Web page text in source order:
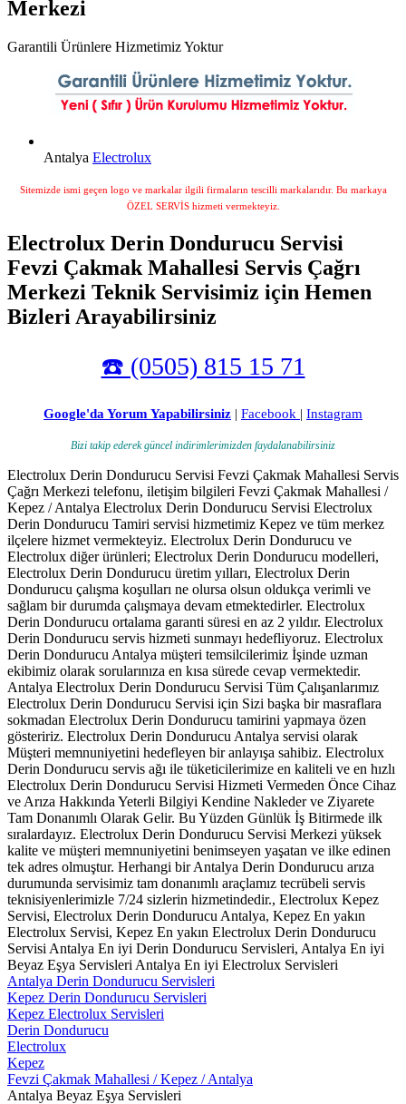
Merkezi
Garantili Ürünlere Hizmetimiz Yoktur
Antalya Electrolux
Sitemizde ismi geçen logo ve markalar ilgili firmaların tescilli markalarıdır. Bu markaya
ÖZEL SERVİS hizmeti vermekteyiz.
Electrolux Derin Dondurucu Servisi
Fevzi Çakmak Mahallesi Servis Çağrı
Merkezi Teknik Servisimiz için Hemen
Bizleri Arayabilirsiniz
☎️ (0505) 815 15 71
Google'da Yorum Yapabilirsiniz | Facebook | Instagram
Bizi takip ederek güncel indirimlerimizden faydalanabilirsiniz
Electrolux Derin Dondurucu Servisi Fevzi Çakmak Mahallesi Servis
Çağrı Merkezi telefonu, iletişim bilgileri Fevzi Çakmak Mahallesi /
Kepez / Antalya Electrolux Derin Dondurucu Servisi Electrolux
Derin Dondurucu Tamiri servisi hizmetimiz Kepez ve tüm merkez
ilçelere hizmet vermekteyiz. Electrolux Derin Dondurucu ve
Electrolux diğer ürünleri; Electrolux Derin Dondurucu modelleri,
Electrolux Derin Dondurucu üretim yılları, Electrolux Derin
Dondurucu çalışma koşulları ne olursa olsun oldukça verimli ve
sağlam bir durumda çalışmaya devam etmektedirler. Electrolux
Derin Dondurucu ortalama garanti süresi en az 2 yıldır. Electrolux
Derin Dondurucu servis hizmeti sunmayı hedefliyoruz. Electrolux
Derin Dondurucu Antalya müşteri temsilcilerimiz İşinde uzman
ekibimiz olarak sorularınıza en kısa sürede cevap vermektedir.
Antalya Electrolux Derin Dondurucu Servisi Tüm Çalışanlarımız
Electrolux Derin Dondurucu Servisi için Sizi başka bir masraflara
sokmadan Electrolux Derin Dondurucu tamirini yapmaya özen
gösteririz. Electrolux Derin Dondurucu Antalya servisi olarak
Müşteri memnuniyetini hedefleyen bir anlayışa sahibiz. Electrolux
Derin Dondurucu servis ağı ile tüketicilerimize en kaliteli ve en hızlı
Electrolux Derin Dondurucu Servisi Hizmeti Vermeden Önce Cihaz
ve Arıza Hakkında Yeterli Bilgiyi Kendine Nakleder ve Ziyarete
Tam Donanımlı Olarak Gelir. Bu Yüzden Günlük İş Bitirmede ilk
sıralardayız. Electrolux Derin Dondurucu Servisi Merkezi yüksek
kalite ve müşteri memnuniyetini benimseyen yaşatan ve ilke edinen
tek adres olmuştur. Herhangi bir Antalya Derin Dondurucu arıza
durumunda servisimiz tam donanımlı araçlamız tecrübeli servis
teknisiyenlerimizle 7/24 sizlerin hizmetindedir., Electrolux Kepez
Servisi, Electrolux Derin Dondurucu Antalya, Kepez En yakın
Electrolux Servisi, Kepez En yakın Electrolux Derin Dondurucu
Servisi Antalya En iyi Derin Dondurucu Servisleri, Antalya En iyi
Beyaz Eşya Servisleri Antalya En iyi Electrolux Servisleri
Antalya Derin Dondurucu Servisleri
Kepez Derin Dondurucu Servisleri
Kepez Electrolux Servisleri
Derin Dondurucu
Electrolux
Kepez
Fevzi Çakmak Mahallesi / Kepez / Antalya
Antalya Beyaz Eşya Servisleri